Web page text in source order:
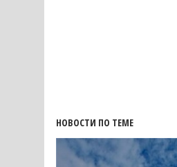
НОВОСТИ ПО ТЕМЕ